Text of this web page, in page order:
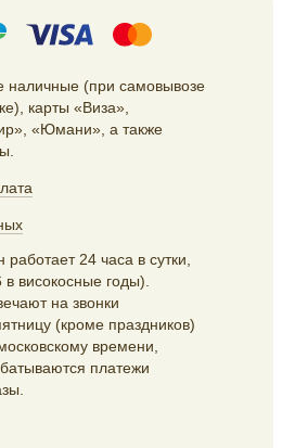
наличные (при самовывозе
карты «Виза»,
«Юмани», а также
24 часа в сутки,
високосные годы).
на звонки
(кроме праздников)
времени,
платежи